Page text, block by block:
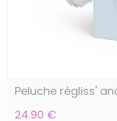
Peluche régliss'
24.90 €